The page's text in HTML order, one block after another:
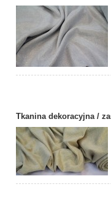
Tkanina dekoracyjna /